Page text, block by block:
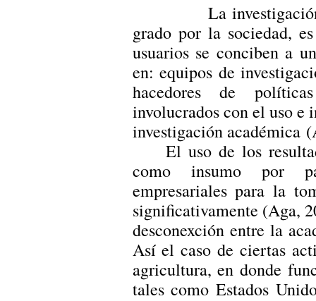
La investigación
grado por la sociedad,
usuarios se conciben a
en: equipos de
hacedores de
involucrados con el uso e
investigación académica
El uso de los
como insumo por
empresariales para la
significativamente (Aga,
desconexción entre la
Así el caso de ciertas
agricultura, en donde
tales como Estados